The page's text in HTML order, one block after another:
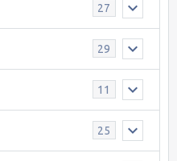
27
29
11
25